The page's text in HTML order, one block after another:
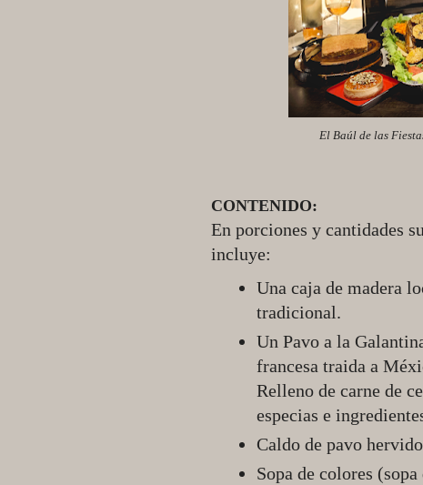
El Baúl de las
CONTENIDO:
En porciones y cantidades
incluye:
Una caja de madera
tradicional.
Un Pavo a la
francesa traida a
Relleno de carne de
especias e
Caldo de pavo
Sopa de colores